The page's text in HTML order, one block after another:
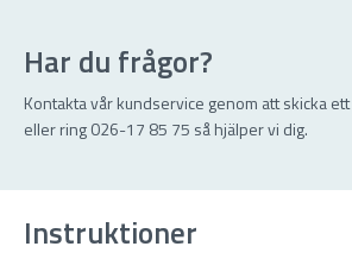
Har du frågor?
Kontakta vår kundservice genom att skicka ett
eller ring 026-17 85 75 så hjälper vi dig.
Instruktioner